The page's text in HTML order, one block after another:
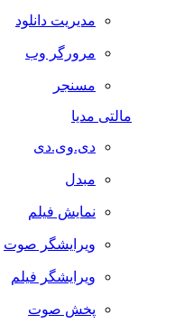
مدیریت دانلود
مرورگر وب
مسنجر
مالتی مدیا
دی.وی.دی
مبدل
نمایش فیلم
ویرایشگر صوت
ویرایشگر فیلم
پخش صوت